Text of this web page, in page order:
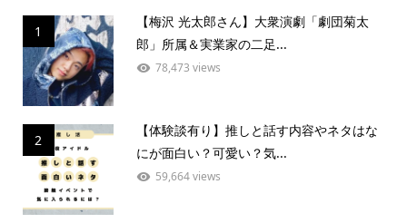
1
【梅沢 光太郎さん】大衆演劇「劇団菊太
郎」所属＆実業家の二足...
78,473 views
2
【体験談有り】推しと話す内容やネタはな
にが面白い？可愛い？気...
59,664 views